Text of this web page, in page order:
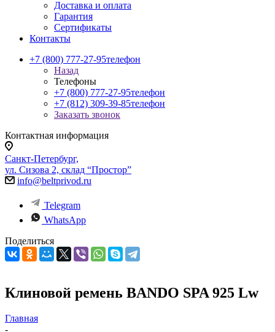
Доставка и оплата
Гарантия
Сертификаты
Контакты
+7 (800) 777-27-95телефон
Назад
Телефоны
+7 (800) 777-27-95телефон
+7 (812) 309-39-85телефон
Заказать звонок
Контактная информация
Санкт-Петербург,
ул. Сизова 2, склад “Простор”
info@beltprivod.ru
Telegram
WhatsApp
Поделиться
Клиновой ремень BANDO SPA 925 Lw
Главная
-